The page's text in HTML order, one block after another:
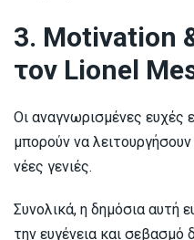
3. Motivation
τον Lionel
Οι αναγνωρισμένες ευχές
μπορούν να
νέες γενιές.
Συνολικά, η δημόσια αυτή
την ευγένεια και σεβασμό